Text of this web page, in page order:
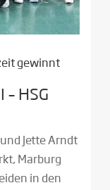
gewinnt
HSG
Jette Arndt
Marburg
in den